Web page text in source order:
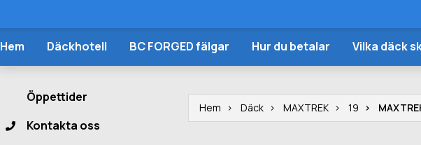
Hem Däckhotell BC FORGED fälgar Hur du betalar Vilka däck
Öppettider
Kontakta oss
Hem Däck MAXTREK 19